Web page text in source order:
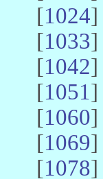
[1024]
[1033]
[1042]
[1051]
[1060]
[1069]
[1078]